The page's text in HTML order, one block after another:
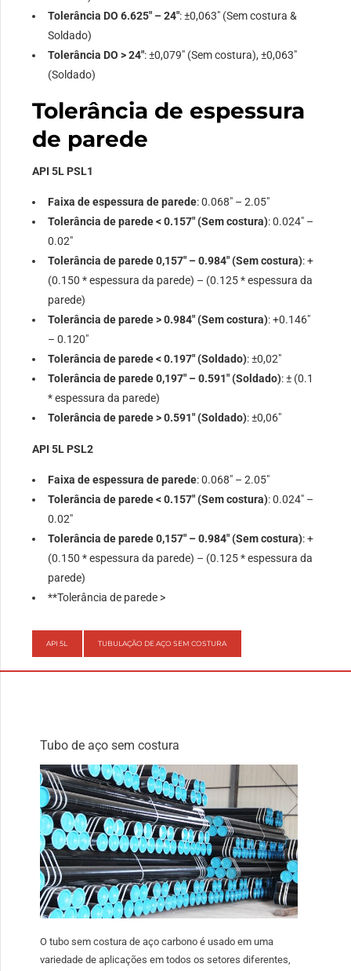
Tolerância DO 6.625″ – 24″: ±0,063″ (Sem costura &
Soldado)
Tolerância DO > 24″: ±0,079″ (Sem costura), ±0,063″
(Soldado)
Tolerância de espessura
de parede
API 5L PSL1
Faixa de espessura de parede: 0.068″ – 2.05″
Tolerância de parede < 0.157″ (Sem costura): 0.024″ –
0.02″
Tolerância de parede 0,157″ – 0.984″ (Sem costura): +
(0.150 * espessura da parede) – (0.125 * espessura da
parede)
Tolerância de parede > 0.984″ (Sem costura): +0.146″
– 0.120″
Tolerância de parede < 0.197″ (Soldado): ±0,02″
Tolerância de parede 0,197″ – 0.591″ (Soldado): ± (0.1
* espessura da parede)
Tolerância de parede > 0.591″ (Soldado): ±0,06″
API 5L PSL2
Faixa de espessura de parede: 0.068″ – 2.05″
Tolerância de parede < 0.157″ (Sem costura): 0.024″ –
0.02″
Tolerância de parede 0,157″ – 0.984″ (Sem costura): +
(0.150 * espessura da parede) – (0.125 * espessura da
parede)
**Tolerância de parede >
API 5L TUBULAÇÃO DE AÇO SEM COSTURA
Tubo de aço sem costura
O tubo sem costura de aço carbono é usado em uma
variedade de aplicações em todos os setores diferentes,